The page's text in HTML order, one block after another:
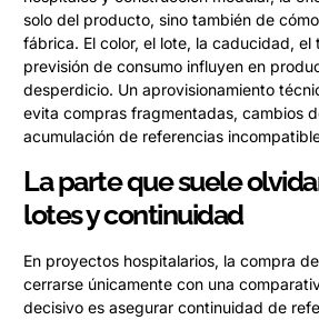
solo del producto, sino también de
fábrica. El color, el lote, la caducidad, el
previsión de consumo influyen en
desperdicio. Un aprovisionamiento
evita compras fragmentadas, cambios
acumulación de referencias
La parte que suele
lotes y continuidad
En proyectos hospitalarios, la compra
cerrarse únicamente con una
decisivo es asegurar continuidad de